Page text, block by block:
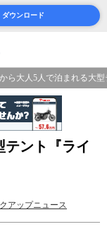
ダウンロード
ら大人5人で泊まれる大
テント『ライ
アップニュース